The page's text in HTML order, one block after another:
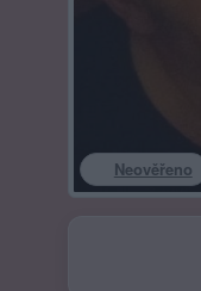
Neověřeno